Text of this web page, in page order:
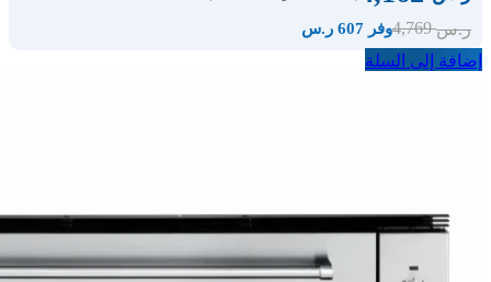
ر.س4,769 وفر 607 ر.س
إضافة إلى السلة